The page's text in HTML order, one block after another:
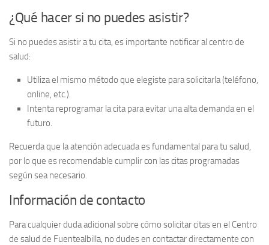
¿Qué hacer si no puedes asistir?
Si no puedes asistir a tu cita, es importante notificar al centro de
salud:
Utiliza el mismo método que elegiste para solicitarla (teléfono,
online, etc.).
Intenta reprogramar la cita para evitar una alta demanda en el
futuro.
Recuerda que la atención adecuada es fundamental para tu salud,
por lo que es recomendable cumplir con las citas programadas
según sea necesario.
Información de contacto
Para cualquier duda adicional sobre cómo solicitar citas en el Centro
de salud de Fuentealbilla, no dudes en contactar directamente con